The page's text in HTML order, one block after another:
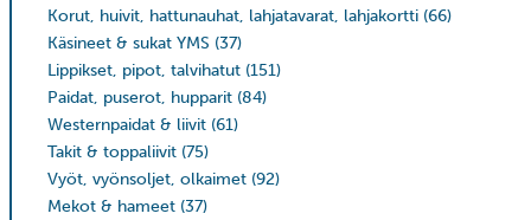
Korut, huivit, hattunauhat, lahjatavarat, lahjakortti (66)
Käsineet & sukat YMS (37)
Lippikset, pipot, talvihatut (151)
Paidat, puserot, hupparit (84)
Westernpaidat & liivit (61)
Takit & toppaliivit (75)
Vyöt, vyönsoljet, olkaimet (92)
Mekot & hameet (37)